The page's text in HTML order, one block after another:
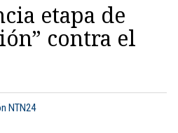
etapa de
contra el
NTN24